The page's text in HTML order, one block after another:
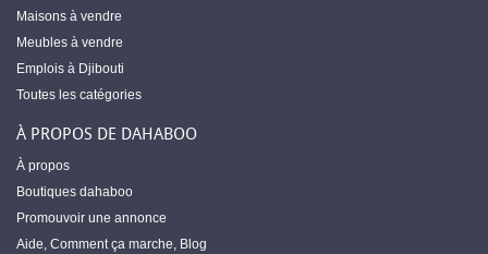
Maisons à vendre
Meubles à vendre
Emplois à Djibouti
Toutes les catégories
À PROPOS DE DAHABOO
À propos
Boutiques dahaboo
Promouvoir une annonce
Aide, Comment ça marche, Blog